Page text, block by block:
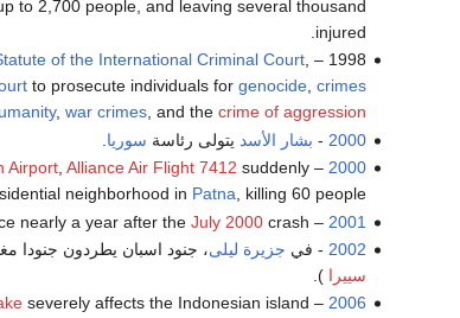
to 2,700 people, and leaving several thousand
injured.
1998 – A diplomatic conference adopts the
of the International Criminal Court,
to prosecute individuals for genocide, crimes
, war crimes, and the crime of aggression
2000
- بشار الأسد يتولى رئاسة سوريا
2000
– During approach to
Airport, Alliance Air Flight 7412 suddenly
neighborhood in Patna , killing 60 people.
2001
–
nearly a year after the July 2000crash.
2002 - في جزيرة ليلى، جنود اسبان يطردون جنودا
سييرا ).
2006
– The 7.7 M
severely affects the Indonesian island